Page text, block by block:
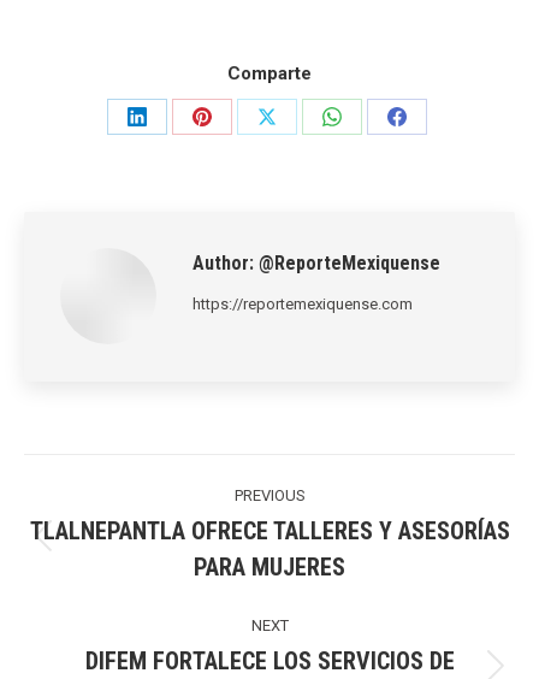
Comparte
Share
Share
Share
Share
Share
Author: @ReporteMexiquense
https://reportemexiquense.com
PREVIOUS
post:
TLALNEPANTLA OFRECE TALLERES Y ASESORÍAS
PARA MUJERES
NEXT
DIFEM FORTALECE LOS SERVICIOS DE